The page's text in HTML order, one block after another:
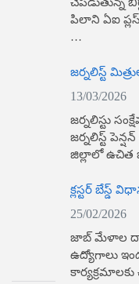
చేపడుతున్న
పిలాని ఏఐ
…
జర్నలిస్ట్
13/03/2026
జర్నలిస్టు
జర్నలిస్ట్
జిల్లాలో ఉచిత
క్లస్టర్ బేస్డ్
25/02/2026
జాబ్ మేళాల
ఉద్యోగాలు